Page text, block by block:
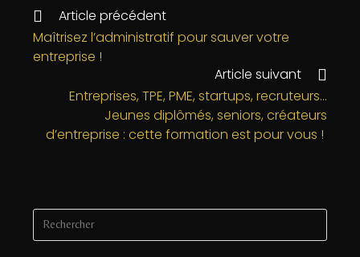
e
b
o
o
k
e
r
e
dI
l
g
r
Article précédent
Maîtrisez l’administratif pour sauver votre
entreprise !
Article suivant
Entreprises, TPE, PME, startups, recruteurs…
Jeunes diplômés, seniors, créateurs
d’entreprise : cette formation est pour vous !